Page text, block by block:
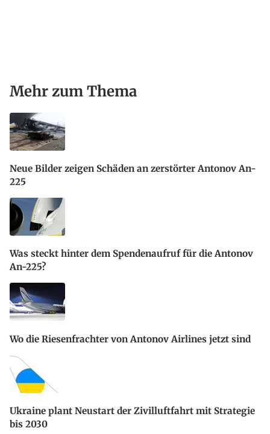
Mehr zum Thema
Neue Bilder zeigen Schäden an zerstörter Antonov An-
225
Was steckt hinter dem Spendenaufruf für die Antonov
An-225?
Wo die Riesenfrachter von Antonov Airlines jetzt sind
Ukraine plant Neustart der Zivilluftfahrt mit Strategie
bis 2030